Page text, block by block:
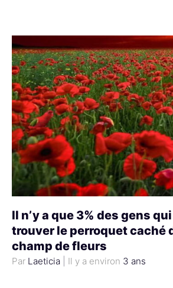
Il n’y a que 3% des gens
trouver le perroquet caché
champ de fleurs
Laeticia 3 ans